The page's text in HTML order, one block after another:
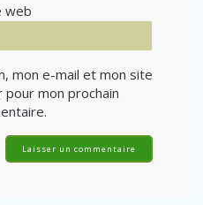
web
mon e-mail et mon site
pour mon prochain